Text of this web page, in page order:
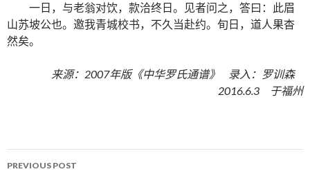
一日，与老翁对饮，款洽终日。见者问之，答曰：此眉
山苏坡公也。邀我青城校书，不久当赴约。旬日，道人果杳
然矣。
来源：2007年版《中华罗氏通谱》 录入：罗训森
2016.6.3 于福州
PREVIOUS POST